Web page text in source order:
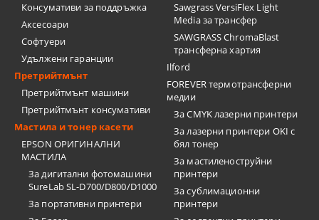
Консумативи за поддръжка
Аксесоари
Софтуери
Удължени гаранции
Претрийтмънт
Претрийтмънт машини
Претрийтмънт консумативи
Мастила и тонер касети
EPSON ОРИГИНАЛНИ
МАСТИЛА
За дигитални фотомашини
SureLab SL-D700/D800/D1000
За портативни принтери
Sawgrass VersiFlex Light
Media за трансфер
SAWGRASS ChromaBlast
трансферна хартия
Ilford
FOREVER термотрансферни
медии
За CMYK лазерни принтери
За лазерни принтери OKI с
бял тонер
За мастиленоструйни
принтери
За сублимационни
принтери